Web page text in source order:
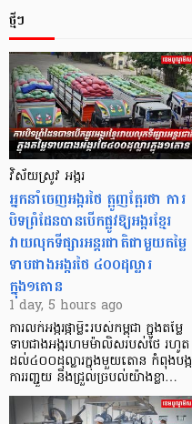
ថ្មីៗ
វិស័យស្រូវ អង្ករ
អ្នកនាំចេញអង្ករថៃ ត្អូញត្អែរថា ការ
បិទព្រំដែនបានបើកផ្លូវឱ្យអង្ករខ្មែរ
វាយលុកទីផ្សារអន្តរជាតិជាមួយតម្លៃ
ទាបជាងអង្ករថៃ ៤០០ដុល្លារ
ក្នុង១តោន
1 day, 5 hours ago
ការលក់អង្ករផ្កាម្លិះរបស់កម្ពុជា ក្នុងតម្លៃ
ទាបជាងអង្ករហមម៉ាលិសរបស់ថៃ រហូត
ដល់៤០០ដុល្លារក្នុងមួយតោន កំពុងបង្ក
ការរញ្ជួយ និងជ្រួលច្របល់យ៉ាងខ្លា…